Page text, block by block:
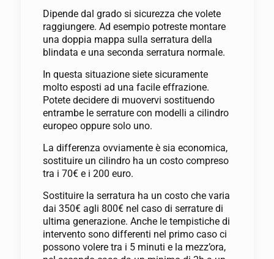
Dipende dal grado si sicurezza che volete
raggiungere. Ad esempio potreste montare
una doppia mappa sulla serratura della
blindata e una seconda serratura normale.
In questa situazione siete sicuramente
molto esposti ad una facile effrazione.
Potete decidere di muovervi sostituendo
entrambe le serrature con modelli a cilindro
europeo oppure solo uno.
La differenza ovviamente è sia economica,
sostituire un cilindro ha un costo compreso
tra i 70€ e i 200 euro.
Sostituire la serratura ha un costo che varia
dai 350€ agli 800€ nel caso di serrature di
ultima generazione. Anche le tempistiche di
intervento sono differenti nel primo caso ci
possono volere tra i 5 minuti e la mezz’ora,